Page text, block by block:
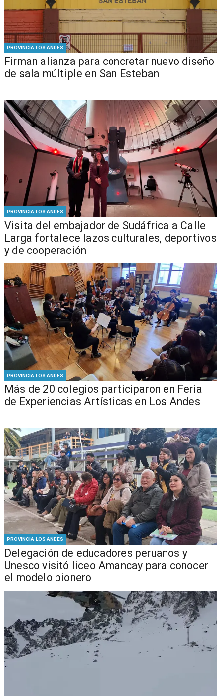
PROVINCIA LOS ANDES
​​Firman alianza para concretar nuevo diseño
de sala múltiple en San Esteban
PROVINCIA LOS ANDES
​Visita del embajador de Sudáfrica a Calle
Larga fortalece lazos culturales, deportivos
y de cooperación
PROVINCIA LOS ANDES
Más de 20 colegios participaron en Feria
de Experiencias Artísticas en Los Andes
PROVINCIA LOS ANDES
Delegación de educadores peruanos y
Unesco visitó liceo Amancay para conocer
el modelo pionero